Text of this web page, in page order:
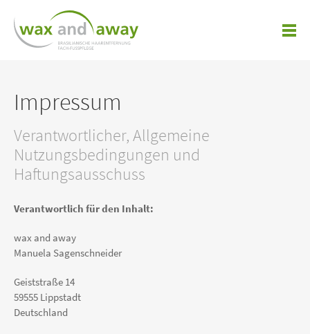
Impressum
Verantwortlicher, Allgemeine
Nutzungsbedingungen und
Haftungsausschuss
Verantwortlich für den Inhalt:
wax and away
Manuela Sagenschneider
Geiststraße 14
59555 Lippstadt
Deutschland